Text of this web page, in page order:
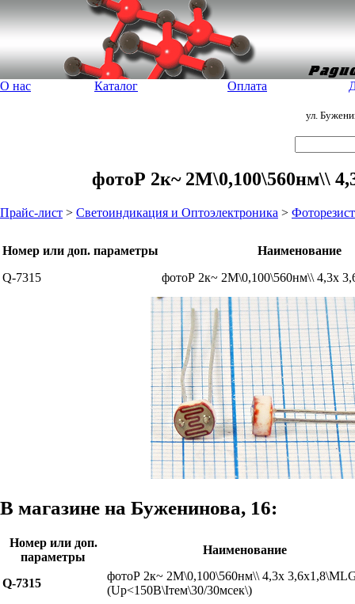
О нас Каталог Оплата
ул.
фотоР 2к~ 2М\0,100\560нм\\
Прайс-лист > Светоиндикация и Оптоэлектроника >
Номер или доп. параметры
Наименование
Q-7315
фотоР 2к~ 2М\0,100\560нм\\ 4,3x
В магазине на Буженинова, 16:
Номер или доп.
параметры
Наименование
Q-7315
фотоР 2к~ 2М\0,100\560нм\\ 4,3x
(Uр<150В\Iтем\30/30мсек\)